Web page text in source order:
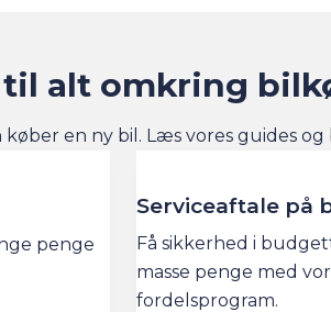
alt omkring
en ny bil. Læs vores guides
penge
Serviceaftale på
Få sikkerhed i
masse penge med
fordelsprogram.